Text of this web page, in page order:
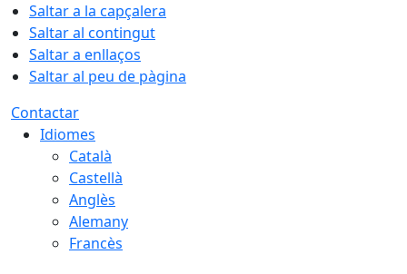
Saltar a la capçalera
Saltar al contingut
Saltar a enllaços
Saltar al peu de pàgina
Contactar
Idiomes
Català
Castellà
Anglès
Alemany
Francès